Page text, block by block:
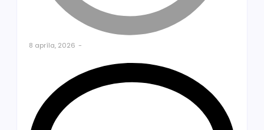
8 apríla, 2026 -